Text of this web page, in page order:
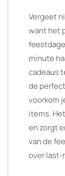
Vergeet
want het
minute
cadeaus
de
voorkom
items.
en zorgt
van de
over last-